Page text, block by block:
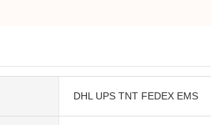
DHL UPS TNT FEDEX EMS